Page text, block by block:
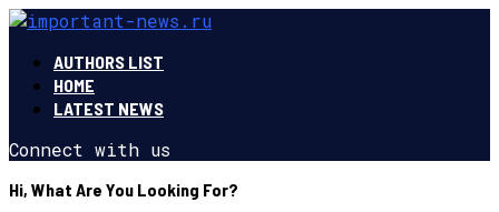
AUTHORS LIST
HOME
LATEST NEWS
Connect with us
Hi, What Are You Looking For?